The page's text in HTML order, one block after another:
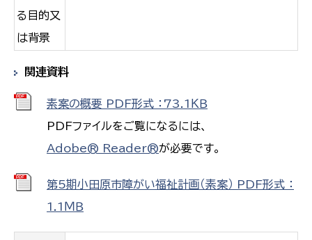
る目的又
は背景
関連資料
素案の概要 PDF形式 ：73.1ＫＢ
PDFファイルをご覧になるには、
Adobe® Reader®が必要です。
第5期小田原市障がい福祉計画（素案） PDF形式 ：
1.1ＭＢ